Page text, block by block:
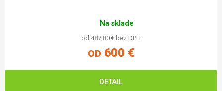
Na sklade
od 487,80 € bez DPH
OD 600 €
DETAIL